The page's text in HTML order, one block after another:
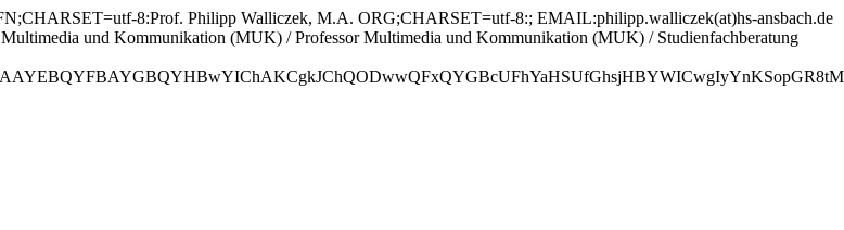
8:Prof. Philipp Walliczek, M.A. ORG;CHARSET=utf-8:; EMAIL:philipp.walliczek(at)hs-ansbach.de
und Kommunikation (MUK) / Professor Multimedia und Kommunikation (MUK) / Studienfachberatung